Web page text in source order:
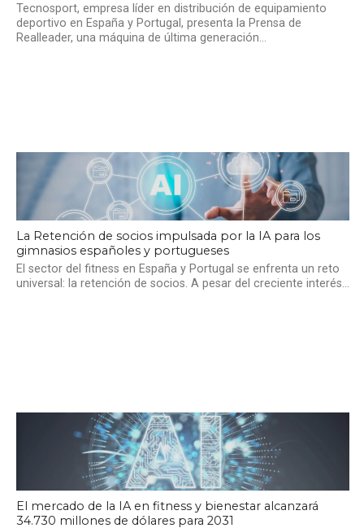
Tecnosport, empresa líder en distribución de equipamiento
deportivo en España y Portugal, presenta la Prensa de
Realleader, una máquina de última generación...
La Retención de socios impulsada por la IA para los
gimnasios españoles y portugueses
El sector del fitness en España y Portugal se enfrenta un reto
universal: la retención de socios. A pesar del creciente interés...
El mercado de la IA en fitness y bienestar alcanzará
34.730 millones de dólares para 2031